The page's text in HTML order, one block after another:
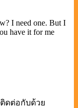
I need one. But I
have it for me
ดต่อกับด้วย